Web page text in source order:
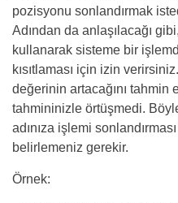
pozisyonu sonlandırmak
Adından da anlaşılacağı
kullanarak sisteme bir
kısıtlaması için izin
değerinin artacağını tahmin
tahmininizle örtüşmedi.
adınıza işlemi
belirlemeniz gerekir.
Örnek: